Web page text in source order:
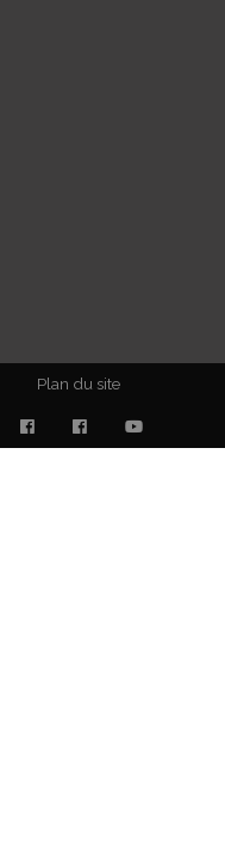
Plan du site